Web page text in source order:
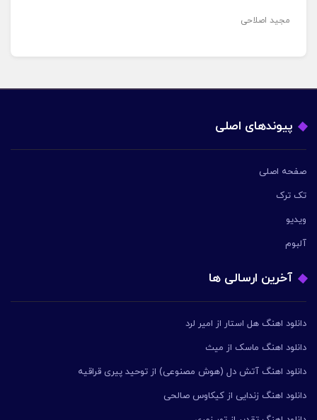
مجید اصلاحی
پیوندهای اصلی
صفحه اصلی
تک ترک
ویدیو
آلبوم
آخرین ارسالی ها
دانلود اهنگ هل استار از امیر لرد
دانلود اهنگ ماسک از میث
دانلود اهنگ آتش دل (هوش مصنوعی) از توحید پیری قراقیه
دانلود اهنگ زندایی از کیکاوس صالحی